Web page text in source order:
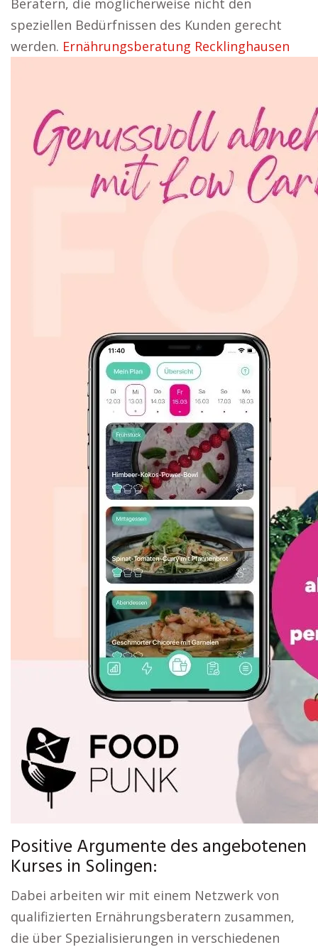
Beratern, die möglicherweise nicht den
speziellen Bedürfnissen des Kunden gerecht
werden. Ernährungsberatung Recklinghausen
Positive Argumente des angebotenen
Kurses in Solingen:
Dabei arbeiten wir mit einem Netzwerk von
qualifizierten Ernährungsberatern zusammen,
die über Spezialisierungen in verschiedenen